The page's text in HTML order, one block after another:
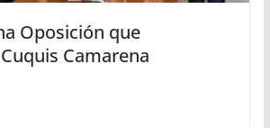
Oposición que
Camarena